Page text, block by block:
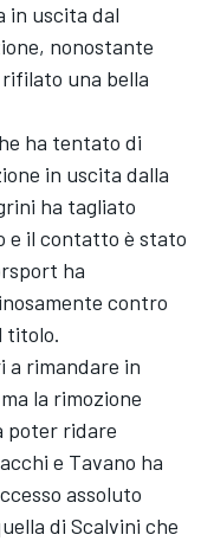
in uscita dal
nonostante
una bella
ha tentato di
in uscita dalla
ha tagliato
e il contatto è stato
ha
contro
titolo.
a rimandare in
la rimozione
poter ridare
e Tavano ha
assoluto
di Scalvini che